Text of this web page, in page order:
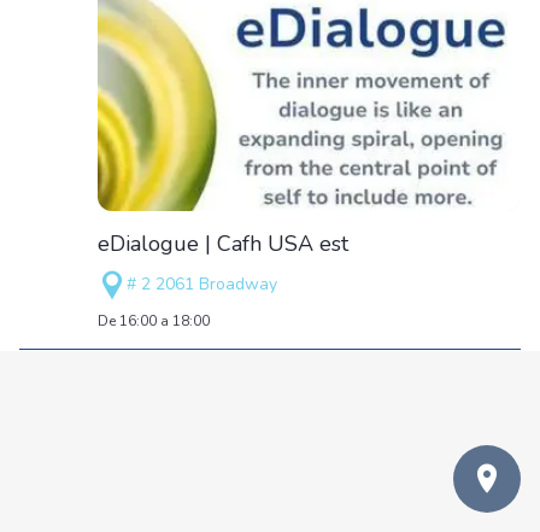
eDialogue | Cafh USA est
# 2 2061 Broadway
De 16:00 a 18:00